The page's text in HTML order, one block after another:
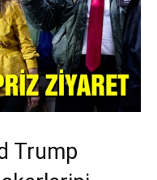
Trump